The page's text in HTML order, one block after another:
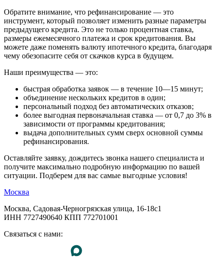
Обратите внимание, что рефинансирование — это
инструмент, который позволяет изменить разные параметры
предыдущего кредита. Это не только процентная ставка,
размеры ежемесячного платежа и срок кредитования. Вы
можете даже поменять валюту ипотечного кредита, благодаря
чему обезопасите себя от скачков курса в будущем.
Наши преимущества — это:
быстрая обработка заявок — в течение 10—15 минут;
объединение нескольких кредитов в один;
персональный подход без автоматических отказов;
более выгодная первоначальная ставка — от 0,7 до 3% в
зависимости от программы кредитования;
выдача дополнительных сумм сверх основной суммы
рефинансирования.
Оставляйте заявку, дождитесь звонка нашего специалиста и
получите максимально подробную информацию по вашей
ситуации. Подберем для вас самые выгодные условия!
Москва
Москва, Садовая-Черногрязская улица, 16-18с1
ИНН 7727490640 КПП 772701001
Связаться с нами: